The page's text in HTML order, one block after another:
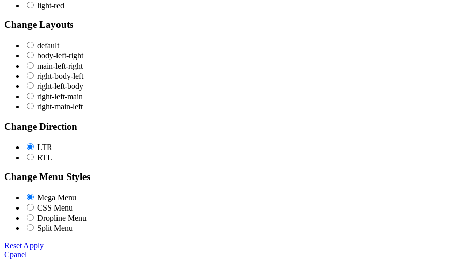
light-red
Change Layouts
default
body-left-right
main-left-right
right-body-left
right-left-body
right-left-main
right-main-left
Change Direction
LTR
RTL
Change Menu Styles
Mega Menu
CSS Menu
Dropline Menu
Split Menu
Reset Apply
Cpanel